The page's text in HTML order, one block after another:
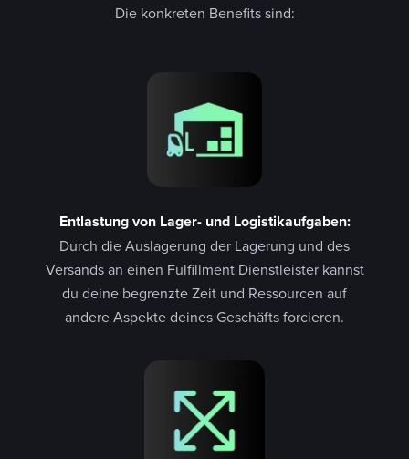
Die konkreten Benefits sind:
Entlastung von Lager- und Logistikaufgaben:
Durch die Auslagerung der Lagerung und des
Versands an einen Fulfillment Dienstleister kannst
du deine begrenzte Zeit und Ressourcen auf
andere Aspekte deines Geschäfts forcieren.